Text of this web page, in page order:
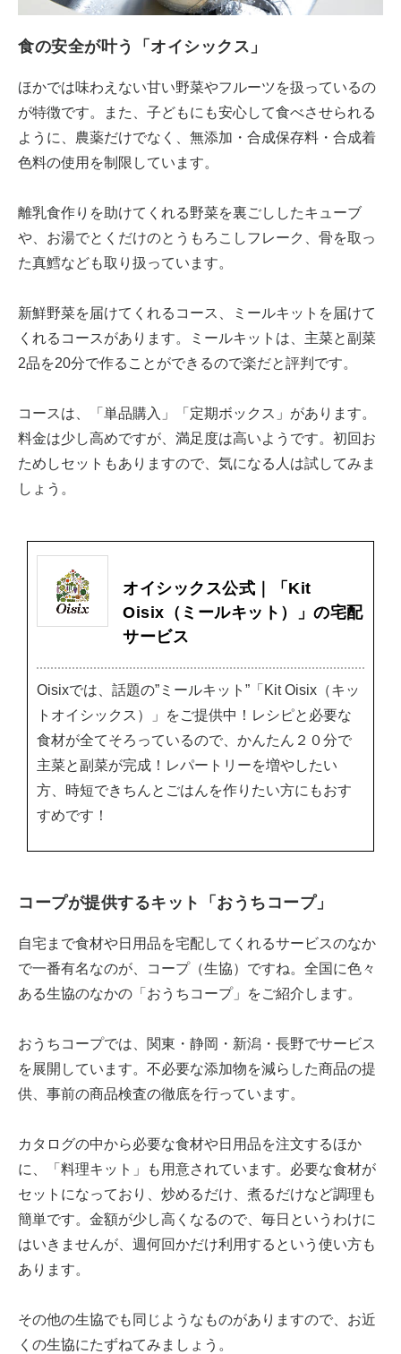
食の安全が叶う「オイシックス」
ほかでは味わえない甘い野菜やフルーツを扱っているの
が特徴です。また、子どもにも安心して食べさせられる
ように、農薬だけでなく、無添加・合成保存料・合成着
色料の使用を制限しています。
離乳食作りを助けてくれる野菜を裏ごししたキューブ
や、お湯でとくだけのとうもろこしフレーク、骨を取っ
た真鱈なども取り扱っています。
新鮮野菜を届けてくれるコース、ミールキットを届けて
くれるコースがあります。ミールキットは、主菜と副菜
2品を20分で作ることができるので楽だと評判です。
コースは、「単品購入」「定期ボックス」があります。
料金は少し高めですが、満足度は高いようです。初回お
ためしセットもありますので、気になる人は試してみま
しょう。
オイシックス公式｜「Kit
Oisix（ミールキット）」の宅配
サービス
Oisixでは、話題の”ミールキット”「Kit Oisix（キッ
トオイシックス）」をご提供中！レシピと必要な
食材が全てそろっているので、かんたん２０分で
主菜と副菜が完成！レパートリーを増やしたい
方、時短できちんとごはんを作りたい方にもおす
すめです！
コープが提供するキット「おうちコープ」
自宅まで食材や日用品を宅配してくれるサービスのなか
で一番有名なのが、コープ（生協）ですね。全国に色々
ある生協のなかの「おうちコープ」をご紹介します。
おうちコープでは、関東・静岡・新潟・長野でサービス
を展開しています。不必要な添加物を減らした商品の提
供、事前の商品検査の徹底を行っています。
カタログの中から必要な食材や日用品を注文するほか
に、「料理キット」も用意されています。必要な食材が
セットになっており、炒めるだけ、煮るだけなど調理も
簡単です。金額が少し高くなるので、毎日というわけに
はいきませんが、週何回かだけ利用するという使い方も
あります。
その他の生協でも同じようなものがありますので、お近
くの生協にたずねてみましょう。